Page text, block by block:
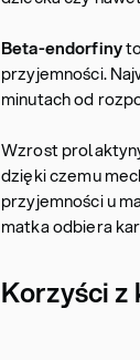
Beta-endorfiny
przyjemności.
minutach od
Wzrost
dzięki czemu
przyjemności u
matka odbiera
Korzyści z